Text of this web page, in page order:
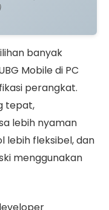
banyak
Mobile di PC
perangkat.
tepat,
lebih nyaman
lebih fleksibel, dan
menggunakan